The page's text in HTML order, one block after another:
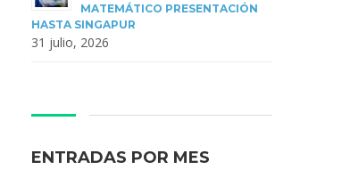
MATEMÁTICO PRESENTACIÓN
HASTA SINGAPUR
31 julio, 2026
ENTRADAS POR MES